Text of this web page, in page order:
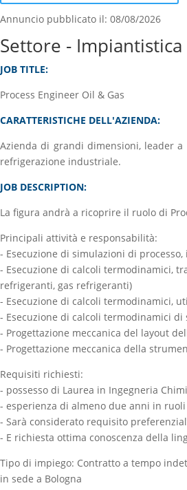
Annuncio pubblicato il: 08/08/2026
Settore - Impiantistica
JOB TITLE:
Process Engineer Oil & Gas
CARATTERISTICHE DELL'AZIENDA:
Azienda di grandi dimensioni, leader
refrigerazione industriale.
JOB DESCRIPTION:
La figura andrà a ricoprire il ruolo di
Principali attività e responsabilità:
- Esecuzione di simulazioni di
- Esecuzione di calcoli termodinamici,
refrigeranti, gas refrigeranti)
- Esecuzione di calcoli termodinamici,
- Esecuzione di calcoli termodinamici
- Progettazione meccanica del layout
- Progettazione meccanica della
Requisiti richiesti:
- possesso di Laurea in Ingegneria
- esperienza di almeno due anni in
- Sarà considerato requisito
- E richiesta ottima conoscenza della
Tipo di impiego: Contratto a tempo
in sede a Bologna